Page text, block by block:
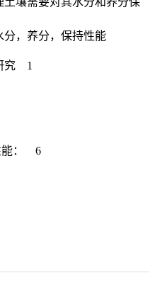
分，养分，保持性能
究 1
能： 6